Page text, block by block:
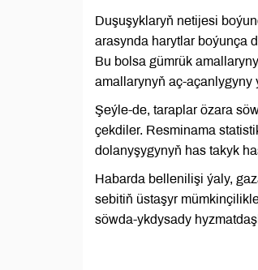
Duşuşyklaryň netijesi
arasynda harytlar boýunça
Bu bolsa gümrük
amallarynyň aç-açanlygyny
Şeýle-de, taraplar özara
çekdiler. Resminama
dolanyşygynyň has takyk
Habarda bellenilişi ýaly,
sebitiň üstaşyr
söwda-ykdysady